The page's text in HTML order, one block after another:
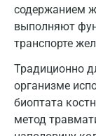
содержанием
выполняют
транспорте
Традиционно
организме
биоптата
метод
Гатчина
Голубое